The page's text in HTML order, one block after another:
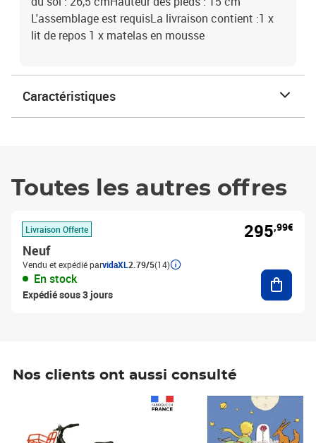
L'assemblage est requisLa livraison contient :1 x
lit de repos 1 x matelas en mousse
Caractéristiques
Toutes les autres offres
Livraison Offerte
Neuf
Vendu et expédié parvidaXL 2.79/5(14)
En stock
Expédié sous 3 jours
295,99€
Nos clients ont aussi consulté
Prix 7,50€